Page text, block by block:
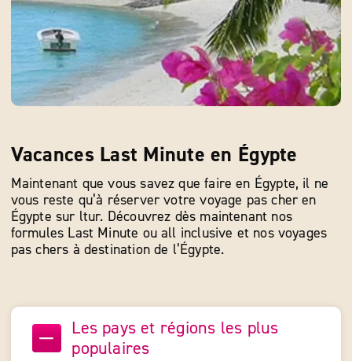
Vacances Last Minute en Égypte
Maintenant que vous savez que faire en Égypte, il ne
vous reste qu’à réserver votre voyage pas cher en
Égypte sur ltur. Découvrez dès maintenant nos
formules Last Minute ou all inclusive et nos voyages
pas chers à destination de l’Égypte.
Les pays et régions les plus
populaires